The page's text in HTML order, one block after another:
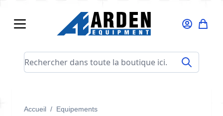
Rechercher dans toute la boutique ici...
Accueil / Equipements